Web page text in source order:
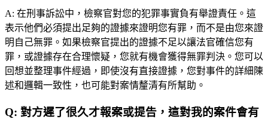
A: 在刑事訴訟中，檢察官對您的犯罪事實負有舉證責任。這
表示他們必須提出足夠的證據來證明您有罪，而不是由您來證
明自己無罪。如果檢察官提出的證據不足以讓法官確信您有
罪，或證據存在合理懷疑，您就有機會獲得無罪判決。您可以
回想並整理事件經過，即使沒有直接證據，您對事件的詳細陳
述和邏輯一致性，也可能對案情釐清有所幫助。
Q: 對方遲了很久才報案或提告，這對我的案件會有